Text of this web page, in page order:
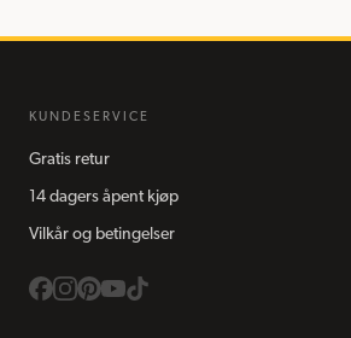
KUNDESERVICE
Gratis retur
14 dagers åpent kjøp
Vilkår og betingelser